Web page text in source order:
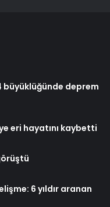
büyüklüğünde deprem
eri hayatını kaybetti
6 yıldır aranan